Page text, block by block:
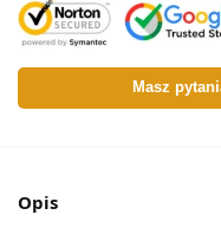
Masz
Opis